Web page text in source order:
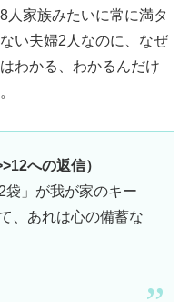
人家族みたいに常に満タ
い夫婦2人なのに、なぜ
わかる、わかるんだけ
への返信）
袋」が我が家のキー
、あれは心の備蓄な